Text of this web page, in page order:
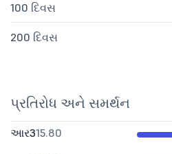
100 દિવસ
200 દિવસ
પ્રતિરોધ અને સમર્થન
આર315.80